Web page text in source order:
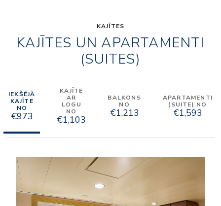
KAJĪTES
KAJĪTES UN APARTAMENTI
(SUITES)
IEKŠĒJĀ
KAJĪTE
NO
€973
KAJĪTE
AR
LOGU
NO
€1,103
BALKONS
NO
€1,213
APARTAMENTI
(SUITE) NO
€1,593